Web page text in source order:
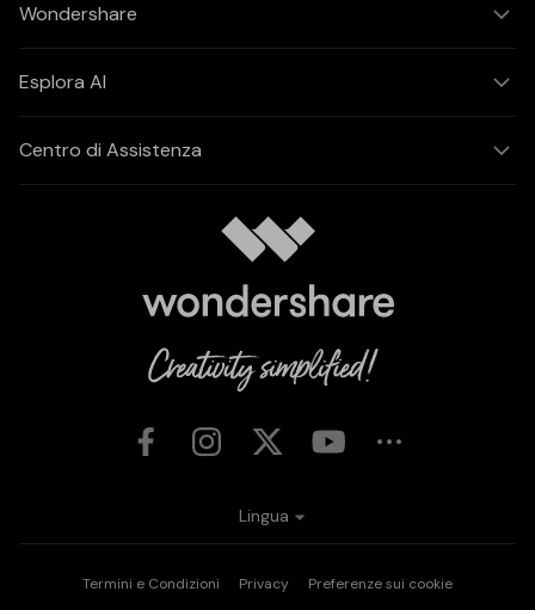
Wondershare
Esplora AI
Centro di Assistenza
Termini e Condizioni Privacy
Preferenze sui cookie
Lingua